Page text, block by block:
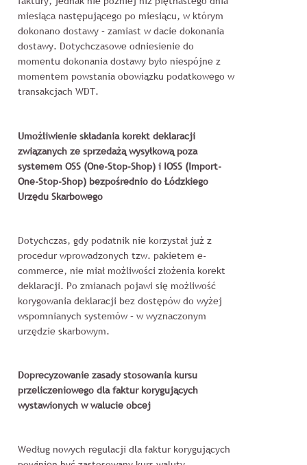
miesiąca następującego po miesiącu, w którym
dokonano dostawy – zamiast w dacie dokonania
dostawy. Dotychczasowe odniesienie do
momentu dokonania dostawy było niespójne z
momentem powstania obowiązku podatkowego w
transakcjach WDT.
Umożliwienie składania korekt deklaracji
związanych ze sprzedażą wysyłkową poza
systemem OSS (One-Stop-Shop) i IOSS (Import-
One-Stop-Shop) bezpośrednio do Łódzkiego
Urzędu Skarbowego
Dotychczas, gdy podatnik nie korzystał już z
procedur wprowadzonych tzw. pakietem e-
commerce, nie miał możliwości złożenia korekt
deklaracji. Po zmianach pojawi się możliwość
korygowania deklaracji bez dostępów do wyżej
wspomnianych systemów – w wyznaczonym
urzędzie skarbowym.
Doprecyzowanie zasady stosowania kursu
przeliczeniowego dla faktur korygujących
wystawionych w walucie obcej
Według nowych regulacji dla faktur korygujących